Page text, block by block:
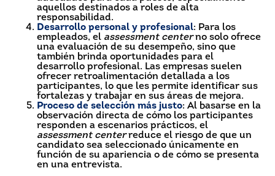
aquellos destinados a roles de alta
responsabilidad.
Desarrollo personal y profesional: Para los
empleados, el assessment centerno solo ofrece
una evaluación de su desempeño, sino que
también brinda oportunidades para el
desarrollo profesional. Las empresas suelen
ofrecer retroalimentación detallada a los
participantes, lo que les permite identificar sus
fortalezas y trabajar en sus áreas de mejora.
Proceso de selección más justo: Al basarse en la
observación directa de cómo los participantes
responden a escenarios prácticos, el
assessment centerreduce el riesgo de que un
candidato sea seleccionado únicamente en
función de su apariencia o de cómo se presenta
en una entrevista.